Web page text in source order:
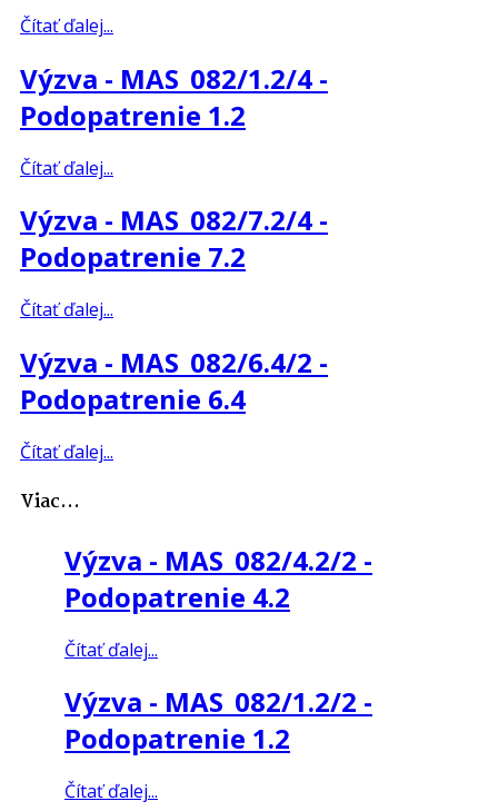
Čítať ďalej...
Výzva - MAS_082/1.2/4 -
Podopatrenie 1.2
Čítať ďalej...
Výzva - MAS_082/7.2/4 -
Podopatrenie 7.2
Čítať ďalej...
Výzva - MAS_082/6.4/2 -
Podopatrenie 6.4
Čítať ďalej...
Viac...
Výzva - MAS_082/4.2/2 -
Podopatrenie 4.2
Čítať ďalej...
Výzva - MAS_082/1.2/2 -
Podopatrenie 1.2
Čítať ďalej...